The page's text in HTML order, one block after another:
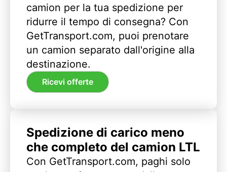
camion per la tua spedizione per
ridurre il tempo di consegna? Con
GetTransport.com, puoi prenotare
un camion separato dall'origine alla
destinazione.
Ricevi offerte
Spedizione di carico meno
che completo del camion LTL
Con GetTransport.com, paghi solo